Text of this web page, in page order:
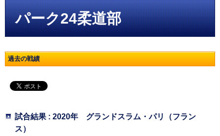
パーク24柔道部
過去の戦績
試合結果 : 2020年 グランドスラム・パリ（フラン
ス）